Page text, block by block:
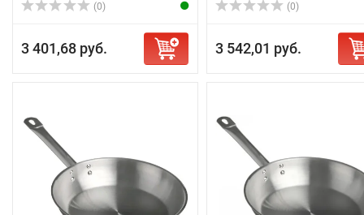
(0)
3 401,68 руб.
(0)
3 542,01 руб.